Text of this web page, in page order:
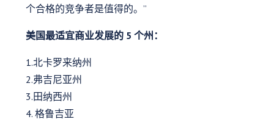
个合格的竞争者是值得的。”
美国最适宜商业发展的 5 个州：
1.北卡罗来纳州
2.弗吉尼亚州
3.田纳西州
4. 格鲁吉亚